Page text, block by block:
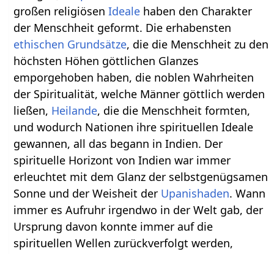
großen religiösenIdeale haben den Charakter
der Menschheit geformt. Die erhabensten
ethischen Grundsätze, die die Menschheit zu den
höchsten Höhen göttlichen Glanzes
emporgehoben haben, die noblen Wahrheiten
der Spiritualität, welche Männer göttlich werden
ließen, Heilande, die die Menschheit formten,
und wodurch Nationen ihre spirituellen Ideale
gewannen, all das begann in Indien. Der
spirituelle Horizont von Indien war immer
erleuchtet mit dem Glanz der selbstgenügsamen
Sonne und der Weisheit der Upanishaden. Wann
immer es Aufruhr irgendwo in der Welt gab, der
Ursprung davon konnte immer auf die
spirituellen Wellen zurückverfolgt werden,